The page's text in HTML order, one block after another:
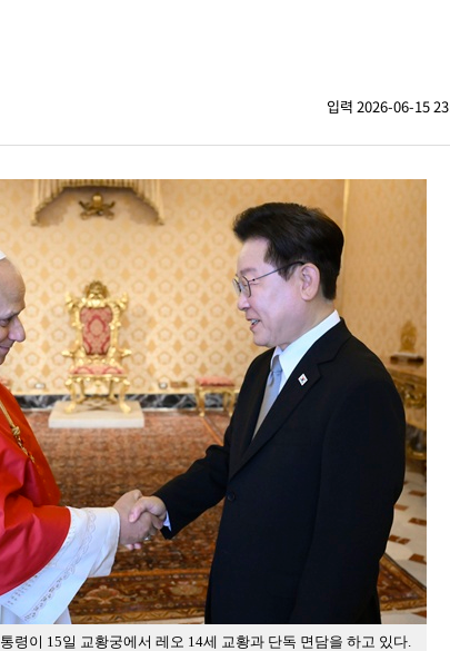
입력 2026-06-15
령이 15일 교황궁에서 레오 14세 교황과 단독 면담을 하고 있다.